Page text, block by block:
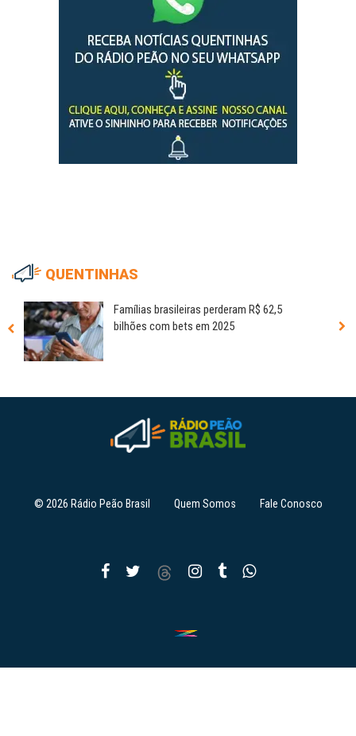
QUENTINHAS
Famílias brasileiras perderam R$ 62,5
bilhões com bets em 2025
© 2026 Rádio Peão Brasil Quem Somos Fale Conosco